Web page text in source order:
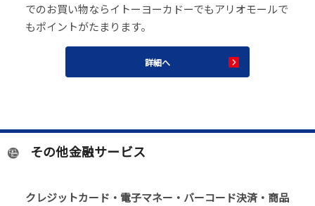
でのお買い物ならイトーヨーカドーでもアリオモールで
もポイントがたまります。
詳細へ
その他金融サービス
クレジットカード・電子マネー・バーコード決済・商品